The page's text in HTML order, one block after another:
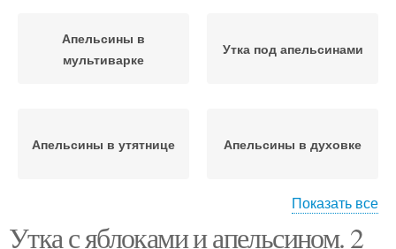
Апельсины в
мультиварке
Утка под апельсинами
Апельсины в утятнице Апельсины в духовке
Утка с апельсинами
Показать все
Утка с яблоками и апельсином. 2